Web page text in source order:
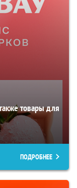
товары для
ПОДРОБНЕЕ